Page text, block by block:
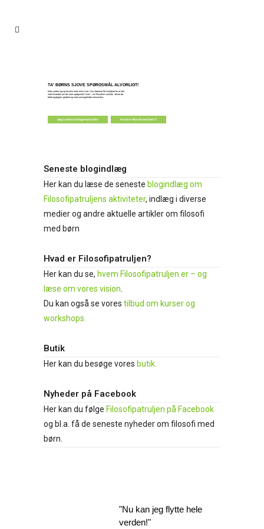
TA' BØRNS SJOVE SPØRGSMÅL ALVORLIGT!
Børn undrer sig og tænker mere end vi tror. Hvis børnene får mulighed for at tale
med hinanden om de store spørgsmål i livet – i en filosofisk samtale - bliver de
både dygtigere, gladere og mere omsorgsfulde mennesker.
Søg i undervisningsmaterialer Hvad er filosofi med børn?
Seneste blogindlæg
Her kan du læse de seneste blogindlæg om
Filosofipatruljens aktiviteter, indlæg i diverse
medier og andre aktuelle artikler om filosofi
med børn
Hvad er Filosofipatruljen?
Her kan du se, hvem Filosofipatruljen er – og
læse om vores vision
Du kan også se vores tilbud om kurser og
workshops.
Butik
Her kan du besøge vores butik.
Nyheder på Facebook
Her kan du følge Filosofipatruljen på Facebook
og bl.a. få de seneste nyheder om filosofi med
børn.
"Nu kan jeg flytte hele
verden!"